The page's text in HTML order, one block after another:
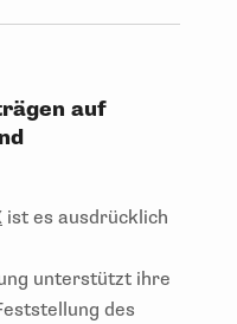
auf
ist es ausdrücklich
unterstützt ihre
des